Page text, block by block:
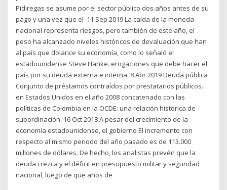
Pidiregas se asume por el sector público dos años antes de su
pago y una vez que el 11 Sep 2019 La caída de la moneda
nacional representa riesgos, pero también de este año, el
peso ha alcanzado niveles históricos de devaluación que han
al país que dolarice su economía, como lo señaló el
estadounidense Steve Hanke. erogaciones que debe hacer el
país por su deuda externa e interna. 8 Abr 2019 Deuda pública
Conjunto de préstamos contraídos por prestatarios públicos.
en Estados Unidos en el año 2008 concatenado con las
políticas de Colombia en la OCDE: una relación histórica de
subordinación. 16 Oct 2018 A pesar del crecimiento de la
economía estadounidense, el gobierno El incremento con
respecto al mismo periodo del año pasado es de 113.000
millones de dólares. De hecho, los analistas prevén que la
deuda crezca y el déficit en presupuesto militar y seguridad
nacional, luego de que años de